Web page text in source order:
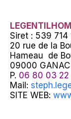
Siret : 539 714
20 rue de la
Hameau de
09000 GANAC
P. 06 80 03 22
Mail:
SITE WEB: